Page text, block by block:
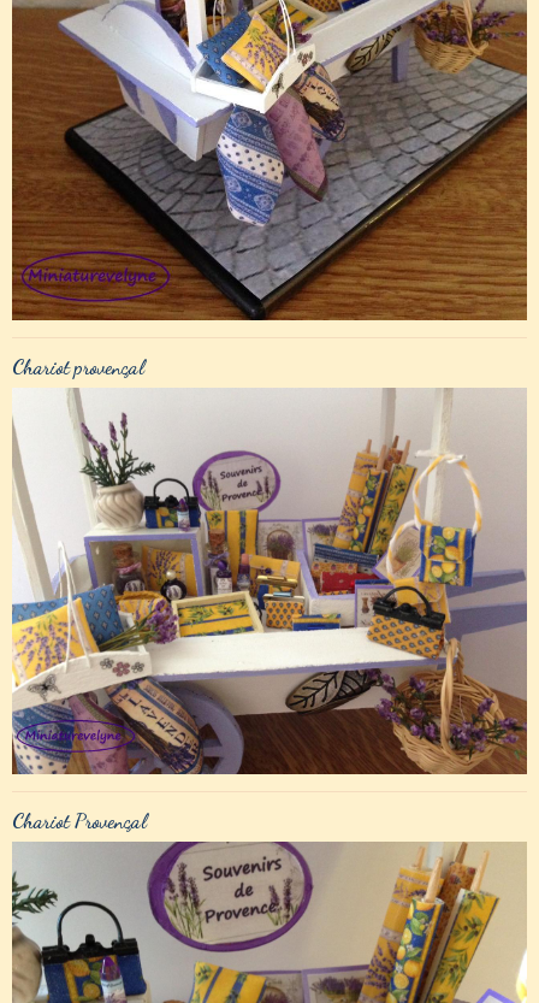
Chariot provençal
Chariot Provençal